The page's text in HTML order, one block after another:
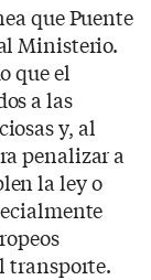
que Puente
Ministerio.
que el
a las
y, al
penalizar a
la ley o
transporte.